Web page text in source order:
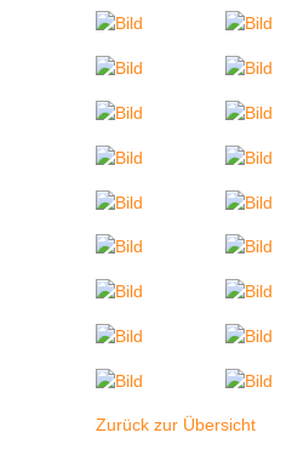
Zurück zur Übersicht